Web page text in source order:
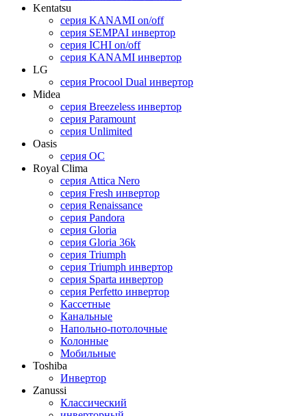
Kentatsu
серия KANAMI on/off
серия SEMPAI инвертор
серия ICHI on/off
серия KANAMI инвертор
LG
серия Procool Dual инвертор
Midea
серия Breezeless инвертор
cерия Paramount
серия Unlimited
Oasis
cерия OC
Royal Clima
серия Attica Nero
серия Fresh инвертор
серия Renaissance
серия Pandora
серия Gloria
серия Gloria 36k
серия Triumph
серия Triumph инвертор
серия Sparta инвертор
серия Perfetto инвертор
Кассетные
Канальные
Напольно-потолочные
Колонные
Мобильные
Toshiba
Инвертор
Zanussi
Классический